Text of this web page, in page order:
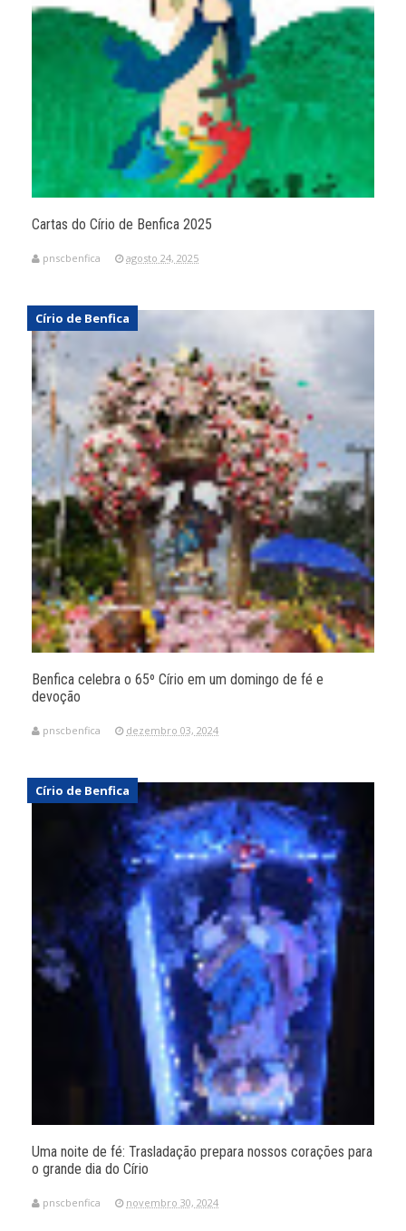
Cartas do Círio de Benfica 2025
pnscbenfica agosto 24, 2025
Benfica celebra o 65º Círio em um domingo de fé e
devoção
Círio de Benfica
pnscbenfica dezembro 03, 2024
Uma noite de fé: Trasladação prepara nossos corações para
o grande dia do Círio
Círio de Benfica
pnscbenfica novembro 30, 2024